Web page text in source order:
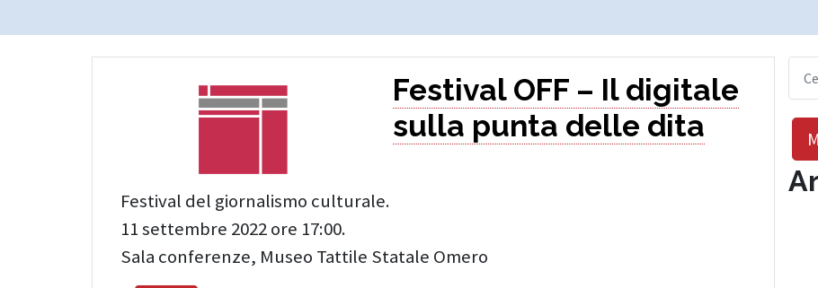
Festival OFF – Il digitale
sulla punta delle dita
Festival del giornalismo culturale.
11 settembre 2022 ore 17:00.
Sala conferenze, Museo Tattile Statale Omero